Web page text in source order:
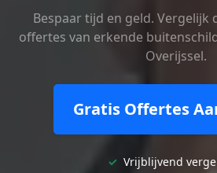
Bespaar tijd en geld. Vergelijk
offertes van erkende
Overijssel.
Gratis Offertes
✓ Vrijblijvend